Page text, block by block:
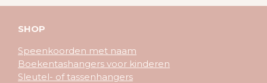
SHOP
Speenkoorden met naam
Boekentashangers voor kinderen
Sleutel- of tassenhangers